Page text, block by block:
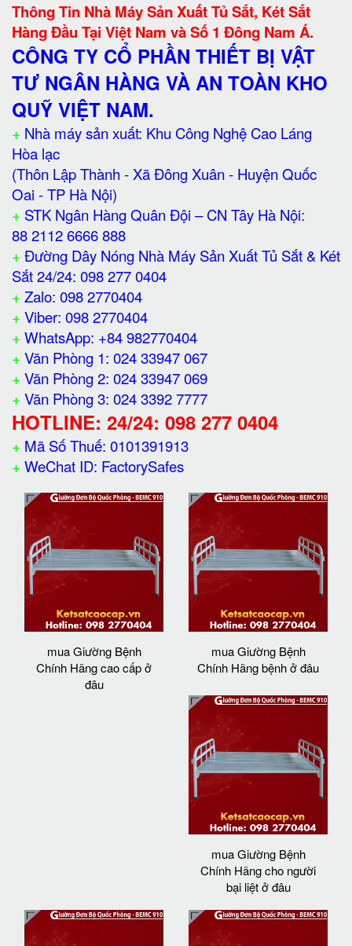
Thông Tin Nhà Máy Sản Xuất Tủ Sắt, Két Sắt
Hàng Đầu Tại Việt Nam và Số 1 Đông Nam Á.
CÔNG TY CỔ PHẦN THIẾT BỊ VẬT
TƯ NGÂN HÀNG VÀ AN TOÀN KHO
QUỸ VIỆT NAM.
+ Nhà máy sản xuất: Khu Công Nghệ Cao Láng
Hòa lạc
(Thôn Lập Thành - Xã Đông Xuân - Huyện Quốc
Oai - TP Hà Nội)
+ STK Ngân Hàng Quân Đội – CN Tây Hà Nội:
88 2112 6666 888
+ Đường Dây Nóng Nhà Máy Sản Xuất Tủ Sắt & Két
Sắt 24/24: 098 277 0404
+ Zalo: 098 2770404
+ Viber: 098 2770404
+ WhatsApp: +84 982770404
+ Văn Phòng 1: 024 33947 067
+ Văn Phòng 2: 024 33947 069
+ Văn Phòng 3: 024 3392 7777
HOTLINE: 24/24: 098 277 0404
+ Mã Số Thuế: 0101391913
+ WeChat ID: FactorySafes
mua Giường Bệnh
Chính Hãng cao cấp ở
đâu
mua Giường Bệnh
Chính Hãng bệnh ở đâu
mua Giường Bệnh
Chính Hãng cho người
bại liệt ở đâu